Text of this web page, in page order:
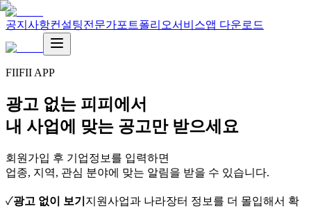
공지사항컨설팅전문가포트폴리오서비스앱 다운로드
FIIFII APP
광고 없는 피피에서
내 사업에 맞는 공고만 받으세요
회원가입 후 기업정보를 입력하면
업종, 지역, 관심 분야에 맞는 알림을 받을 수 있습니다.
✓광고 없이 보기 지원사업과 나라장터 정보를 더 몰입해서 확